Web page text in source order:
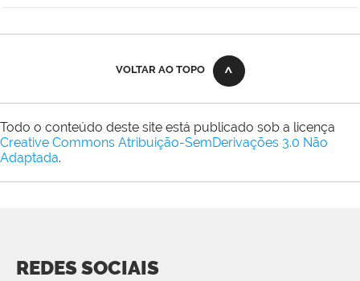
VOLTAR AO TOPO
Todo o conteúdo deste site está publicado sob a licença
Creative Commons Atribuição-SemDerivações 3.0 Não
Adaptada.
REDES SOCIAIS